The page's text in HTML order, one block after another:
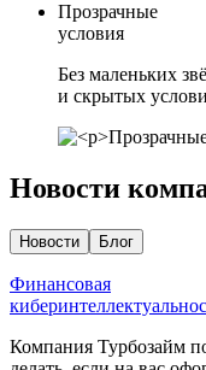
Прозрачные
условия
Без маленьких
и скрытых
Новости
Новости Блог
Финансовая
Компания Турбозайм